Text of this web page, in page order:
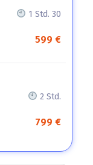
1 Std. 30
599 €
2 Std.
799 €